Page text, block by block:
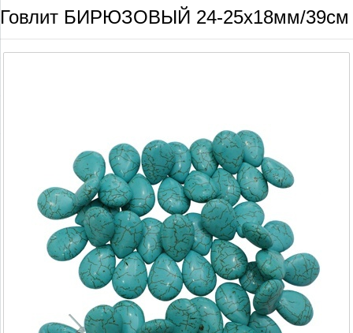
Говлит БИРЮЗОВЫЙ 24-25х18мм/39см